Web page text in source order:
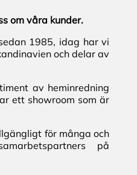
om våra kunder.
1985, idag har vi
och delar av
av heminredning
ett showroom som är
för många och
på